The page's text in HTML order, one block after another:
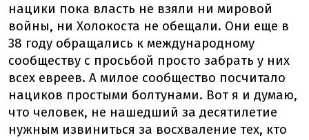
нацики пока власть не взяли ни мировой
войны, ни Холокоста не обещали. Они еще в
38 году обращались к международному
сообществу с просьбой просто забрать у них
всех евреев. А милое сообщество посчитало
нациков простыми болтунами. Вот я и думаю,
что человек, не нашедший за десятилетие
нужным извиниться за восхваление тех, кто